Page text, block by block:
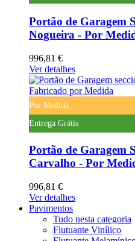
Portão de Garagem
Nogueira - Por
996,81 €
Ver detalhes
Por Medida
Entrega Grátis
Portão de Garagem
Carvalho - Por
996,81 €
Ver detalhes
Pavimentos
Tudo nesta categoria
Flutuante Vinílico